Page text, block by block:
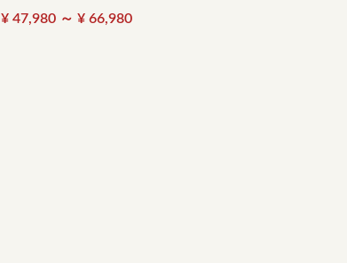
¥ 47,980 ～ ¥ 66,980